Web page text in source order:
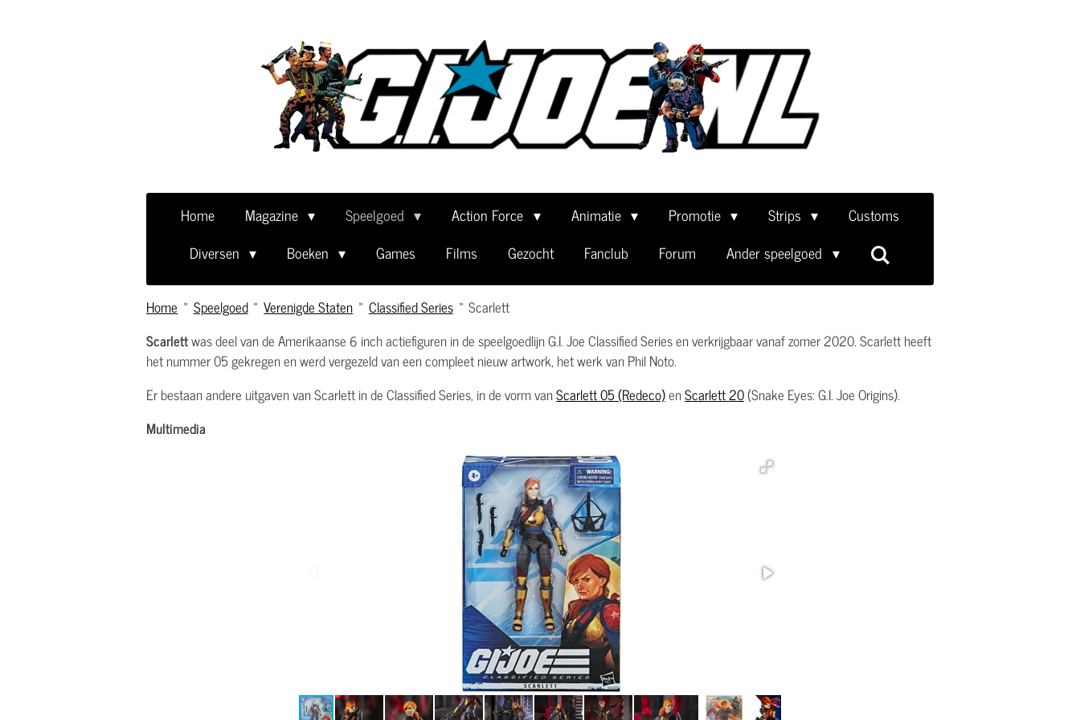
Home Magazine Speelgoed Action Force Animatie Promotie Strips
Customs
Diversen
Boeken Games Films Gezocht Fanclub Forum Ander speelgoed
Home » Speelgoed » Verenigde Staten » Classified Series » Scarlett
Scarlettwas deel van de Amerikaanse 6 inch actiefiguren in de speelgoedlijn G.I. Joe Classified Series en verkrijgbaar vanaf zomer 2020. Scarlett heeft
het nummer 05 gekregen en werd vergezeld van een compleet nieuw artwork, het werk van Phil Noto.
Er bestaan andere uitgaven van Scarlett in de Classified Series, in de vorm vanScarlett 05 (Redeco)enScarlett 20(Snake Eyes: G.I. Joe Origins).
Multimedia